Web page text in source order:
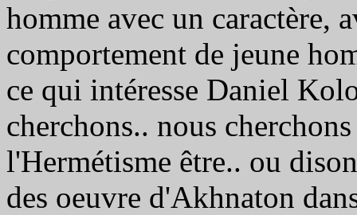
homme avec un caractère,
comportement de jeune
ce qui intéresse Daniel
cherchons.. nous
l'Hermétisme être.. ou
des oeuvre d'Akhnaton